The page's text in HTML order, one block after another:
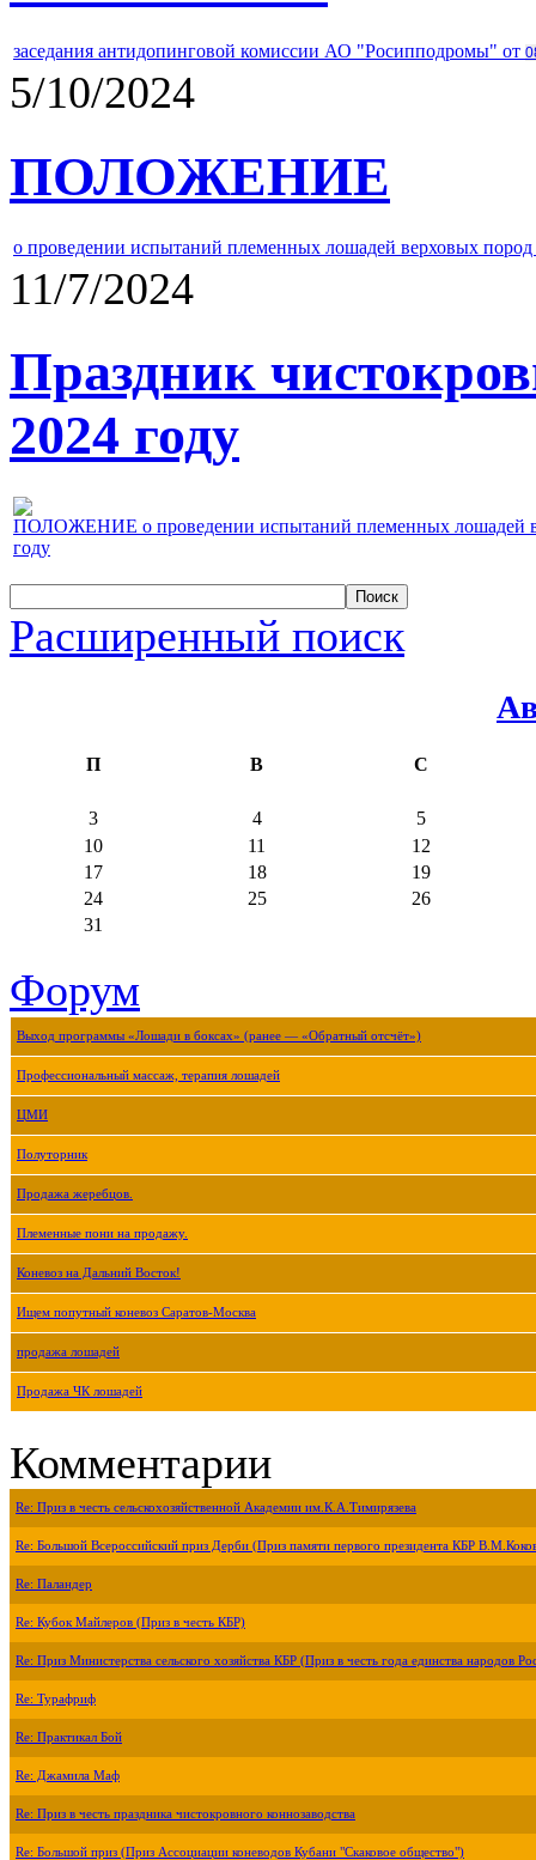
заседания антидопинговой комиссии АО "Росипподромы" от
5/10/2024
ПОЛОЖЕНИЕ
о проведении испытаний племенных лошадей верховых
11/7/2024
Праздник
2024 году
ПОЛОЖЕНИЕ о проведении испытаний племенных лошадей
году
Расширенный поиск
П В С
3 4
5
10
11
12
17
18
19
24
25
26
31
Форум
Выход программы «Лошади в боксах» (ранее — «Обратный отсчёт»)
Профессиональный массаж, терапия лошадей
ЦМИ
Полуторник
Продажа жеребцов.
Племенные пони на продажу.
Коневоз на Дальний Восток!
Ищем попутный коневоз Саратов-Москва
продажа лошадей
Продажа ЧК лошадей
Комментарии
Re: Приз в честь сельскохозяйственной Академии им.К.А.Тимирязева
Re: Большой Всероссийский приз Дерби (Приз памяти первого президента КБР
Re: Паландер
Re: Кубок Майлеров (Приз в честь КБР)
Re: Приз Министерства сельского хозяйства КБР (Приз в честь года единства народов
Re: Турафриф
Re: Практикал Бой
Re: Джамила Маф
Re: Приз в честь праздника чистокровного коннозаводства
Re: Большой приз (Приз Ассоциации коневодов Кубани "Скаковое общество")